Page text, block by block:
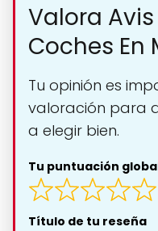
Valora
Coches En
Tu opinión es
valoración para
a elegir bien.
Tu puntuación
Título de tu reseña